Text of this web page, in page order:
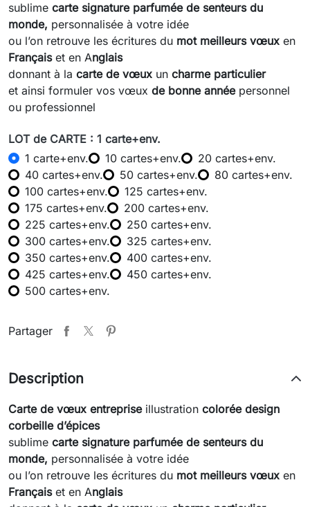
sublime carte signature parfumée de senteurs du
monde, personnalisée à votre idée
ou l’on retrouve les écritures du mot meilleurs vœux en
Françaiset en Anglais
donnant à la carte de vœux un charme particulier
et ainsi formuler vos vœux de bonne annéepersonnel
ou professionnel
LOT de CARTE : 1 carte+env.
1 carte+env.
10 cartes+env.
20 cartes+env.
40 cartes+env.
50 cartes+env.
80 cartes+env.
100 cartes+env.
125 cartes+env.
175 cartes+env.
200 cartes+env.
225 cartes+env.
250 cartes+env.
300 cartes+env.
325 cartes+env.
350 cartes+env.
400 cartes+env.
425 cartes+env.
450 cartes+env.
500 cartes+env.
Partager
Description
Carte de vœux entrepriseillustration colorée design
corbeille d’épices
sublime carte signature parfumée de senteurs du
monde, personnalisée à votre idée
ou l’on retrouve les écritures du mot meilleurs vœux en
Françaiset en Anglais